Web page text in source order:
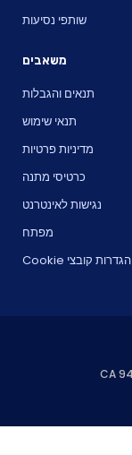
שותפי נסיעות
משאבים
תנאים והגבלות
תנאי שימוש
מדיניות פרטיות
כרטיסי מתנה
נגישות לאינטרנט
מפתח
הגדרות קובצי Cookie